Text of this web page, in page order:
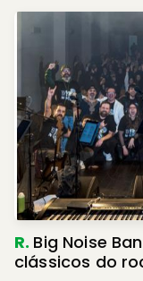
R. Big Noise
clássicos do